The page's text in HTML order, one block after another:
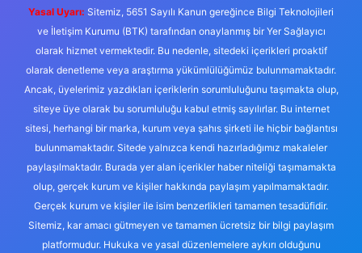
Yasal Uyarı: Sitemiz, 5651 Sayılı Kanun gereğince Bilgi Teknolojileri
ve İletişim Kurumu (BTK) tarafından onaylanmış bir Yer Sağlayıcı
olarak hizmet vermektedir. Bu nedenle, sitedeki içerikleri proaktif
olarak denetleme veya araştırma yükümlülüğümüz bulunmamaktadır.
Ancak, üyelerimiz yazdıkları içeriklerin sorumluluğunu taşımakta olup,
siteye üye olarak bu sorumluluğu kabul etmiş sayılırlar. Bu internet
sitesi, herhangi bir marka, kurum veya şahıs şirketi ile hiçbir bağlantısı
bulunmamaktadır. Sitede yalnızca kendi hazırladığımız makaleler
paylaşılmaktadır. Burada yer alan içerikler haber niteliği taşımamakta
olup, gerçek kurum ve kişiler hakkında paylaşım yapılmamaktadır.
Gerçek kurum ve kişiler ile isim benzerlikleri tamamen tesadüfidir.
Sitemiz, kar amacı gütmeyen ve tamamen ücretsiz bir bilgi paylaşım
platformudur. Hukuka ve yasal düzenlemelere aykırı olduğunu